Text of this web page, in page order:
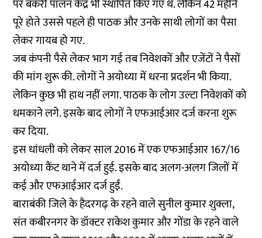
पर बकरी पालन केंद्र भी स्थापित किए गए थे. लेकिन 42 महीने
पूरे होते उससे पहले ही पाठक और उनके साथी लोगों का पैसा
लेकर गायब हो गए.
जब कंपनी पैसे लेकर भाग गई तब निवेशकों और एजेंटों ने पैसों
की मांग शुरू की. लोगों ने अयोध्या में धरना प्रदर्शन भी किया.
लेकिन कुछ भी हाथ नहीं लगा. पाठक के लोग उल्टा निवेशकों को
धमकाने लगे. इसके बाद लोगों ने एफआईआर दर्ज करना शुरू
कर दिया.
इस धांधली को लेकर साल 2016 में एक एफआईआर 167/16
अयोध्या कैंट थाने में दर्ज हुई. इसके बाद अलग-अलग जिलों में
कई और एफआईआर दर्ज हुईं.
बाराबंकी जिले के हैदरगढ़ के रहने वाले सुनील कुमार शुक्ला,
संत कबीरनगर के डॉक्टर राकेश कुमार और गोंडा के रहने वाले